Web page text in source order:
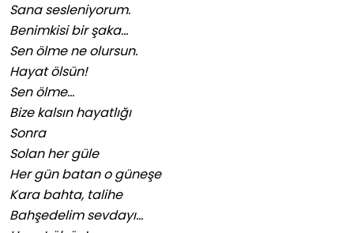
Sana sesleniyorum.
Benimkisi bir şaka…
Sen ölme ne olursun.
Hayat ölsün!
Sen ölme…
Bize kalsın hayatlığı
Sonra
Solan her güle
Her gün batan o güneşe
Kara bahta, talihe
Bahşedelim sevdayı…